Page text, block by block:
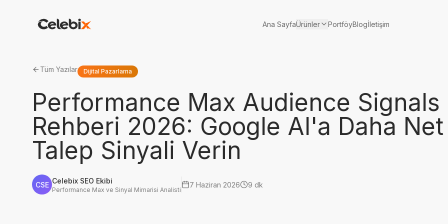
Ana SayfaÜrünler PortföyBlogİletişim
Tüm Yazılar Dijital Pazarlama
Performance Max Audience Signals
Rehberi 2026: Google AI'a Daha Net
Talep Sinyali Verin
CSE Celebix SEO Ekibi
Performance Max ve Sinyal Mimarisi Analisti
7 Haziran 2026 9 dk